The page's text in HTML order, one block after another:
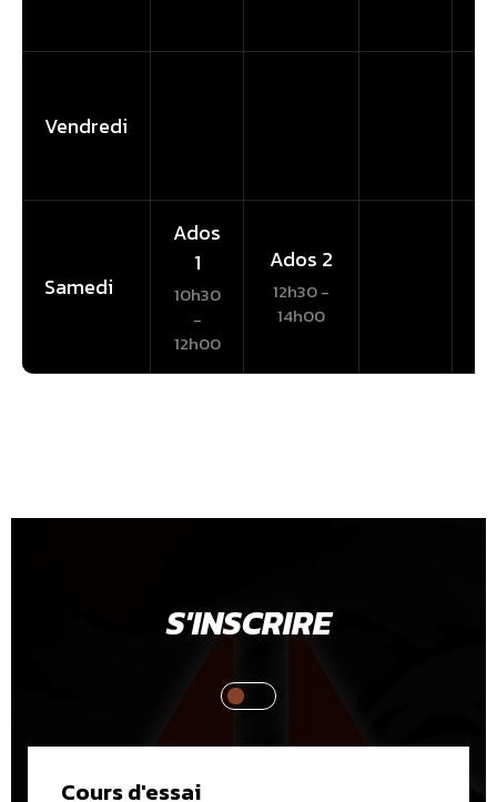
Vendredi
Samedi
Ados
1
10h30
-
12h00
Ados 2
12h30 -
14h00
S'INSCRIRE
Cours d'essai